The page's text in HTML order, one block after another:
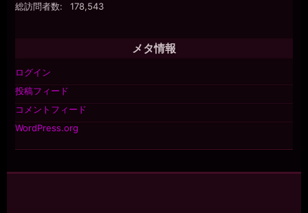
総訪問者数: 178,543
メタ情報
ログイン
投稿フィード
コメントフィード
WordPress.org